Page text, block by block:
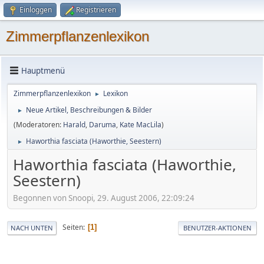
Einloggen Registrieren
Zimmerpflanzenlexikon
Hauptmenü
Zimmerpflanzenlexikon ► Lexikon
►
Neue Artikel, Beschreibungen & Bilder
(Moderatoren: Harald, Daruma, Kate MacLila)
► Haworthia fasciata (Haworthie, Seestern)
Haworthia fasciata (Haworthie,
Seestern)
Begonnen von Snoopi, 29. August 2006, 22:09:24
NACH UNTEN Seiten 1 BENUTZER-AKTIONEN